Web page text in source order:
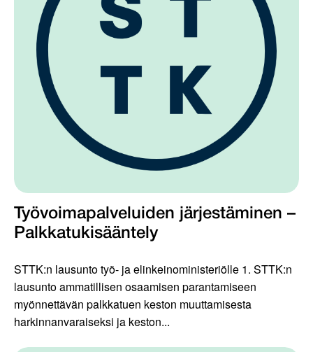
Työvoimapalveluiden järjestäminen –
Palkkatukisääntely
STTK:n lausunto työ- ja elinkeinoministeriölle 1. STTK:n
lausunto ammatillisen osaamisen parantamiseen
myönnettävän palkkatuen keston muuttamisesta
harkinnanvaraiseksi ja keston...